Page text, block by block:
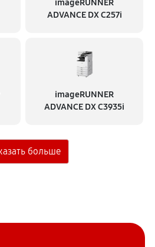
imageRUNNER
ADVANCE DX C257i
imageRUNNER
ADVANCE DX C3935i